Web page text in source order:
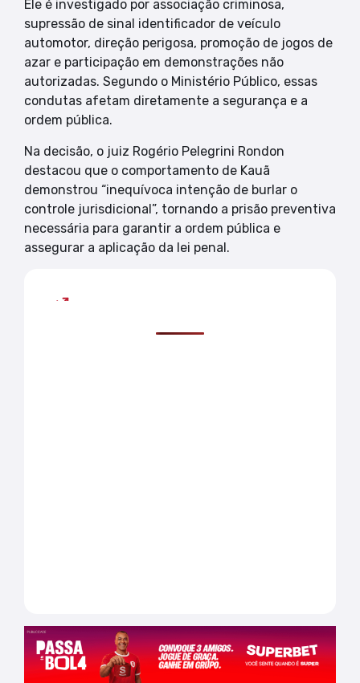
Ele é investigado por associação criminosa,
supressão de sinal identificador de veículo
automotor, direção perigosa, promoção de jogos de
azar e participação em demonstrações não
autorizadas. Segundo o Ministério Público, essas
condutas afetam diretamente a segurança e a
ordem pública.
Na decisão, o juiz Rogério Pelegrini Rondon
destacou que o comportamento de Kauã
demonstrou “inequívoca intenção de burlar o
controle jurisdicional”, tornando a prisão preventiva
necessária para garantir a ordem pública e
assegurar a aplicação da lei penal.